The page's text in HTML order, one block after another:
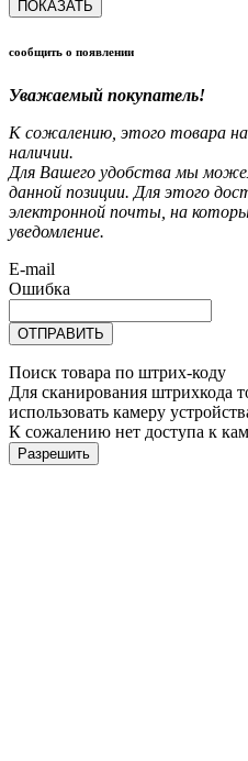
ПОКАЗАТЬ
сообщить о появлении
Уважаемый покупатель!
К сожалению, этого товара
наличии.
Для Вашего удобства мы
данной позиции. Для этого
электронной почты, на
уведомление.
E-mail
Ошибка
ОТПРАВИТЬ
Поиск товара по штрих-коду
Для сканирования штрихкода
использовать камеру
К сожалению нет доступа к
Разрешить